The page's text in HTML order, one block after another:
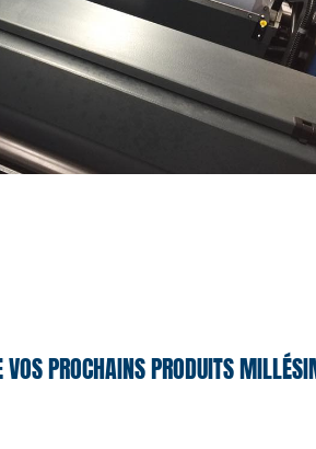
VOS PROCHAINS PRODUITS